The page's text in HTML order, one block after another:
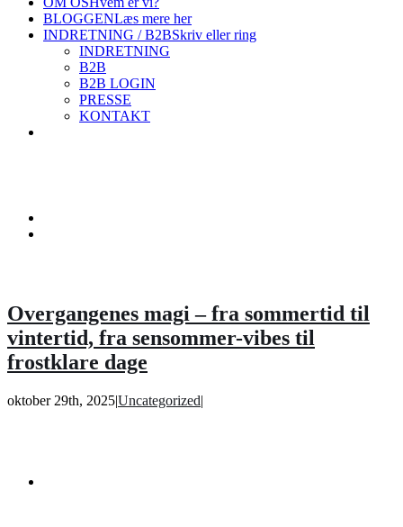
BLOGGENLæs mere her
INDRETNING / B2BSkriv eller ring
INDRETNING
B2B
B2B LOGIN
PRESSE
KONTAKT
Overgangenes magi – fra sommertid til
vintertid, fra sensommer-vibes til
frostklare dage
oktober 29th, 2025|Uncategorized|